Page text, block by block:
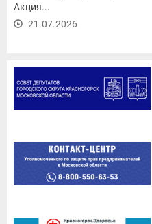
Акция...
21.07.2026